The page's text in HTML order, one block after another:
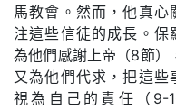
馬教會。然而，他真心
注這些信徒的成長。保
為他們感謝上帝（8節）
又為他們代求，把這些
視為自己的責任（9-